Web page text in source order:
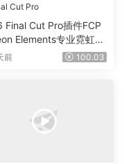
Cut Pro
Final Cut Pro插件FCP
Elements专业霓虹元
工具0200
前 100.03